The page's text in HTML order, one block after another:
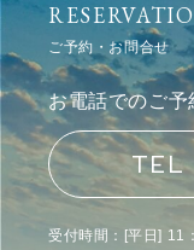
ご予約・お問合せ
お電話でのご
受付時間：[平日]